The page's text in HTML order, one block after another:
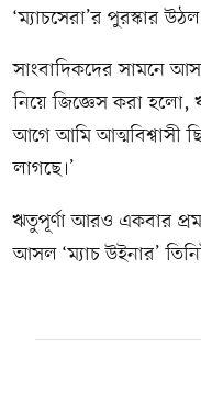
‘ম্যাচসেরা’র পুরস্কার
সাংবাদিকদের সামনে
নিয়ে জিজ্ঞেস করা হলো,
আগে আমি আত্মবিশ্বাসী
লাগছে।’
ঋতুপূর্ণা আরও একবার
আসল ‘ম্যাচ উইনার’